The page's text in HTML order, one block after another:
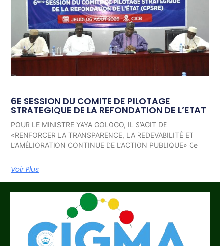
6E SESSION DU COMITE DE PILOTAGE
STRATEGIQUE DE LA REFONDATION DE L’ETAT
POUR LE MINISTRE YAYA GOLOGO, IL S’AGIT DE
«RENFORCER LA TRANSPARENCE, LA REDEVABILITÉ ET
L’AMÉLIORATION CONTINUE DE L’ACTION PUBLIQUE» Ce
Voir Plus